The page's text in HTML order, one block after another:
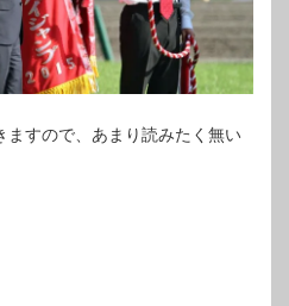
ますので、あまり読みたく無い